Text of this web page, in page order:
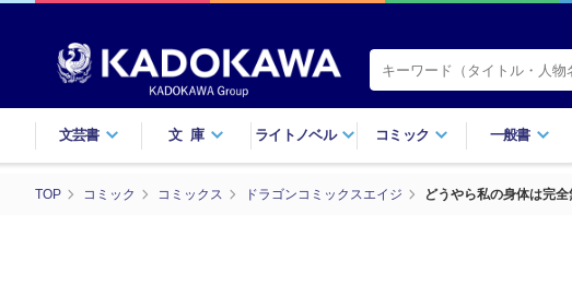
文芸書 文庫 ライトノベル コミック 一般書
TOP コミック コミックス ドラゴンコミックスエイジ どうやら私の身体は完